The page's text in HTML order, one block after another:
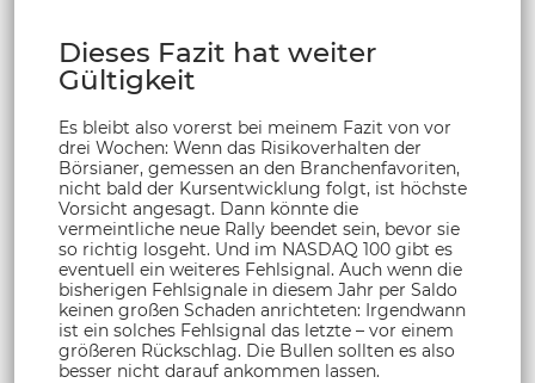
Dieses Fazit hat weiter
Gültigkeit
Es bleibt also vorerst bei meinem Fazit von vor
drei Wochen: Wenn das Risikoverhalten der
Börsianer, gemessen an den Branchenfavoriten,
nicht bald der Kursentwicklung folgt, ist höchste
Vorsicht angesagt. Dann könnte die
vermeintliche neue Rally beendet sein, bevor sie
so richtig losgeht. Und im NASDAQ 100 gibt es
eventuell ein weiteres Fehlsignal. Auch wenn die
bisherigen Fehlsignale in diesem Jahr per Saldo
keinen großen Schaden anrichteten: Irgendwann
ist ein solches Fehlsignal das letzte – vor einem
größeren Rückschlag. Die Bullen sollten es also
besser nicht darauf ankommen lassen.